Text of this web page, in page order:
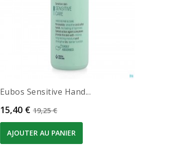
Eubos Sensitive Hand...
Prix
15,40 € Prix de base
19,25 €
AJOUTER AU PANIER